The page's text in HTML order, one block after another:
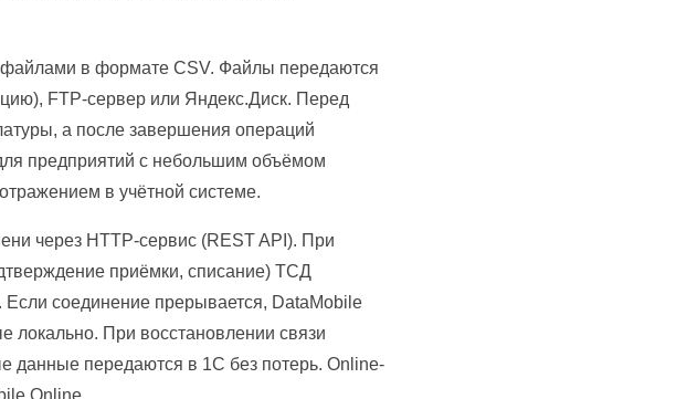
в формате CSV. Файлы передаются
FTP-сервер или Яндекс.Диск. Перед
а после завершения операций
предприятий с небольшим объёмом
в учётной системе.
через HTTP-сервис (REST API). При
приёмки, списание) ТСД
соединение прерывается, DataMobile
локально. При восстановлении связи
данные передаются в 1С без потерь. Online-
Online.